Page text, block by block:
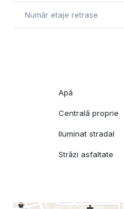
Număr etaje retrase
Apă
Centrală proprie
Iluminat stradal
Străzi asfaltate